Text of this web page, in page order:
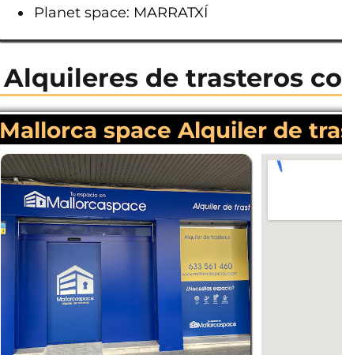
Planet space: MARRATXÍ
Alquileres de trasteros
Mallorca space Alquiler de